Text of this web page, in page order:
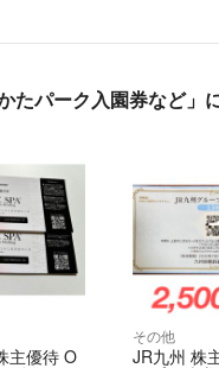
たパーク入園券など」
主優待 O
その他
JR九州 株